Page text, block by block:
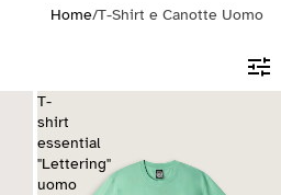
Home/T-Shirt e Canotte Uomo
T-
shirt
essential
"Lettering"
uomo